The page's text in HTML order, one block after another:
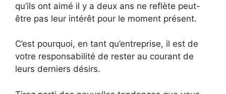
qu’ils ont aimé il y a deux ans ne reflète peut-
être pas leur intérêt pour le moment présent.
C’est pourquoi, en tant qu’entreprise, il est de
votre responsabilité de rester au courant de
leurs derniers désirs.